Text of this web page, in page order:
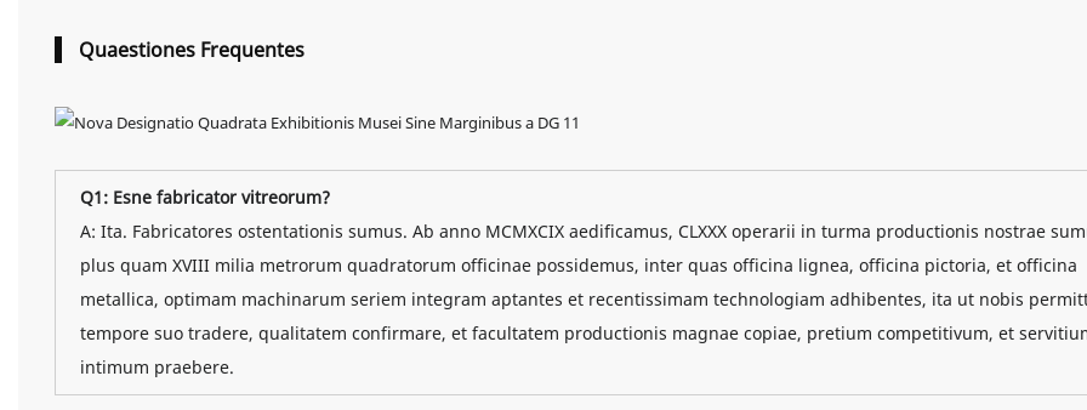
Quaestiones Frequentes
Q1: Esne fabricator vitreorum?
A: Ita. Fabricatores ostentationis sumus. Ab anno MCMXCIX aedificamus, CLXXX operarii in turma productionis nostrae
plus quam XVIII milia metrorum quadratorum officinae possidemus, inter quas officina lignea, officina pictoria, et officina
metallica, optimam machinarum seriem integram aptantes et recentissimam technologiam adhibentes, ita ut nobis
tempore suo tradere, qualitatem confirmare, et facultatem productionis magnae copiae, pretium competitivum, et
intimum praebere.